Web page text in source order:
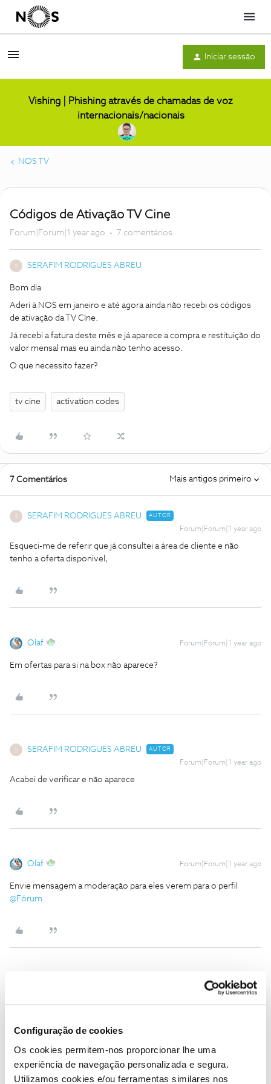
Configuração de cookies
Os cookies permitem-nos proporcionar lhe uma
experiência de navegação personalizada e segura.
Utilizamos cookies e/ou ferramentas similares nos
Menu
Iniciar sessão
Vishing | Phishing através de chamadas de voz
internacionais/nacionais
NOS TV
Códigos de Ativação TV Cine
Forum|Forum|1 year ago 7 comentários
S SERAFIM RODRIGUES ABREU
Bom dia
Aderi à NOS em janeiro e até agora ainda não recebi os códigos
de ativação da TV CIne.
Já recebi a fatura deste mês e já aparece a compra e restituição do
valor mensal mas eu ainda não tenho acesso.
O que necessito fazer?
tv cine activation codes
7 Comentários Mais antigos primeiro
S SERAFIM RODRIGUES ABREU AUTOR
Forum|Forum|1 year ago
Esqueci-me de referir que já consultei a área de cliente e não
tenho a oferta disponivel,
Olaf Forum|Forum|1 year ago
Em ofertas para si na box não aparece?
S SERAFIM RODRIGUES ABREU AUTOR
Forum|Forum|1 year ago
Acabei de verificar e não aparece
Olaf Forum|Forum|1 year ago
Envie mensagem a moderação para eles verem para o perfil ​
@Fórum
Forum|Forum|1 year ago
E ao fim de semana não há serviço de apoio ao cliente?